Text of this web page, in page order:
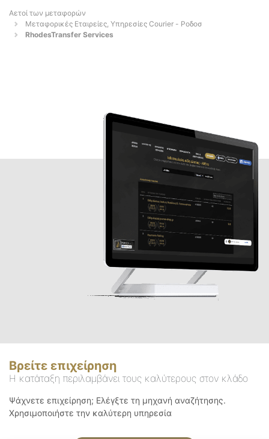
Αετοί των μεταφορών
Μεταφορικές Εταιρείες, Υπηρεσίες Courier - Ροδοσ
RhodesTransfer Services
Βρείτε επιχείρηση
Η κατάταξη περιλαμβάνει τους καλύτερους στον κλάδο
Ψάχνετε επιχείρηση; Ελέγξτε τη μηχανή αναζήτησης.
Χρησιμοποιήστε την καλύτερη υπηρεσία